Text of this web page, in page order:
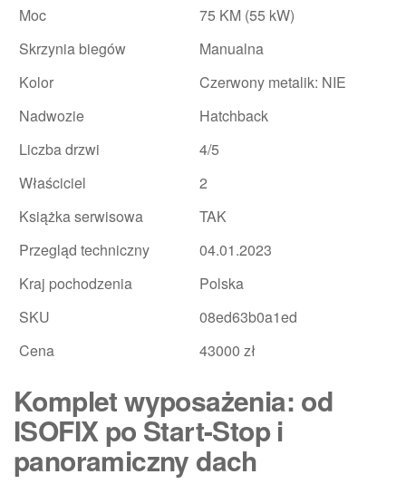
Moc
75 KM (55 kW)
Skrzynia biegów
Manualna
Kolor
Czerwony metalik: NIE
Nadwozie
Hatchback
Liczba drzwi
4/5
Właściciel
2
Książka serwisowa
TAK
Przegląd techniczny
04.01.2023
Kraj pochodzenia
Polska
SKU
08ed63b0a1ed
Cena
43000 zł
Komplet wyposażenia: od
ISOFIX po Start-Stop i
panoramiczny dach